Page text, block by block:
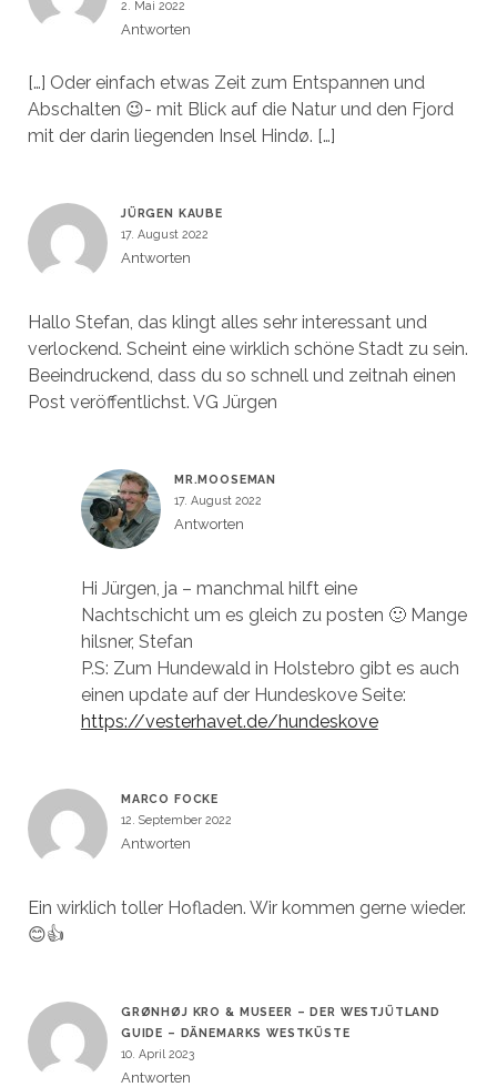
2. Mai 2022
Antworten
[…] Oder einfach etwas Zeit zum Entspannen und
Abschalten 😉- mit Blick auf die Natur und den Fjord
mit der darin liegenden Insel Hindø. […]
JÜRGEN KAUBE
17. August 2022
Antworten
Hallo Stefan, das klingt alles sehr interessant und
verlockend. Scheint eine wirklich schöne Stadt zu sein.
Beeindruckend, dass du so schnell und zeitnah einen
Post veröffentlichst. VG Jürgen
MR.MOOSEMAN
17. August 2022
Antworten
Hi Jürgen, ja – manchmal hilft eine
Nachtschicht um es gleich zu posten 🙂 Mange
hilsner, Stefan
P.S: Zum Hundewald in Holstebro gibt es auch
einen update auf der Hundeskove Seite:
https://vesterhavet.de/hundeskove
MARCO FOCKE
12. September 2022
Antworten
Ein wirklich toller Hofladen. Wir kommen gerne wieder.
😊👍
GRØNHØJ KRO & MUSEER – DER WESTJÜTLAND
GUIDE – DÄNEMARKS WESTKÜSTE
10. April 2023
Antworten